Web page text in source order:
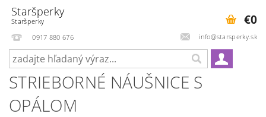
Staršperky
Staršperky
0917 880 676
info@starsperky.sk
€0
STRIEBORNÉ NÁUŠNICE S
OPÁLOM